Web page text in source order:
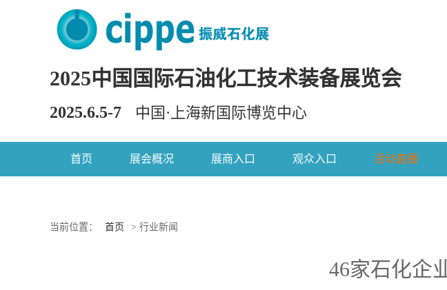
2025中国国际石油化工技术装备展览会
2025.6.5-7 中国·上海新国际博览中心
首页 展会概况 展商入口 观众入口 活动直播
当前位置： 首页 > 行业新闻
46家石化企